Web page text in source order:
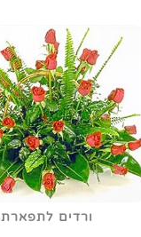
ורדים לתפארת